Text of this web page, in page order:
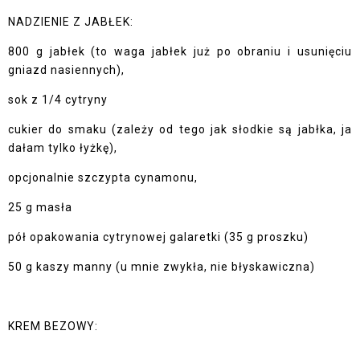
NADZIENIE Z JABŁEK:
800 g jabłek (to waga jabłek już po obraniu i usunięciu
gniazd nasiennych),
sok z 1/4 cytryny
cukier do smaku (zależy od tego jak słodkie są jabłka, ja
dałam tylko łyżkę),
opcjonalnie szczypta cynamonu,
25 g masła
pół opakowania cytrynowej galaretki (35 g proszku)
50 g kaszy manny (u mnie zwykła, nie błyskawiczna)
KREM BEZOWY: